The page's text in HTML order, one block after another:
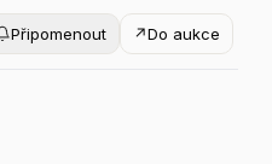
Připomenout ↗Do aukce